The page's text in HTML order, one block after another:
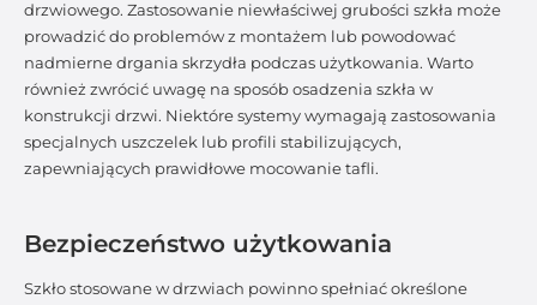
drzwiowego. Zastosowanie niewłaściwej grubości szkła może
prowadzić do problemów z montażem lub powodować
nadmierne drgania skrzydła podczas użytkowania. Warto
również zwrócić uwagę na sposób osadzenia szkła w
konstrukcji drzwi. Niektóre systemy wymagają zastosowania
specjalnych uszczelek lub profili stabilizujących,
zapewniających prawidłowe mocowanie tafli.
Bezpieczeństwo użytkowania
Szkło stosowane w drzwiach powinno spełniać określone